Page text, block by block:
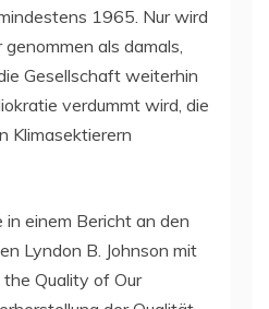
1965. Nur wird
als damals,
Gesellschaft weiterhin
verdummt wird, die
Klimasektierern
in einem Bericht an den
Lyndon B. Johnson mit
Quality of Our